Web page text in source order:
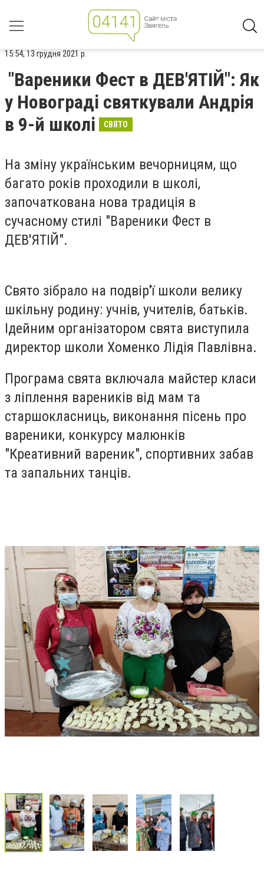
15:54, 13 грудня 2021 р.
"Вареники Фест в ДЕВ'ЯТІЙ": Як
у Новограді святкували Андрія
в 9-й школі
СВЯТО
На зміну українським вечорницям, що
багато років проходили в школі,
започаткована нова традиція в
сучасному стилі "Вареники Фест в
ДЕВ'ЯТІЙ".
Свято зібрало на подвір'ї школи велику
шкільну родину: учнів, учителів, батьків.
Ідейним організатором свята виступила
директор школи Хоменко Лідія Павлівна.
Програма свята включала майстер класи
з ліплення вареників від мам та
старшокласниць, виконання пісень про
вареники, конкурсу малюнків
"Креативний вареник", спортивних забав
та запальних танців.